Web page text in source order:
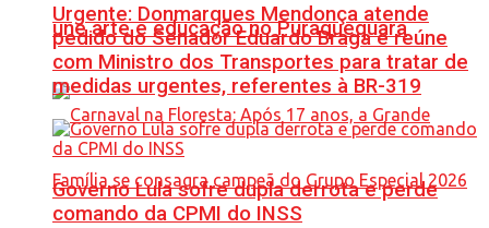
une arte e educação no Puraquequara
Urgente: Donmarques Mendonça atende
pedido do Senador Eduardo Braga e reúne
com Ministro dos Transportes para tratar de
medidas urgentes, referentes à BR-319
Governo Lula sofre dupla derrota e perde
comando da CPMI do INSS